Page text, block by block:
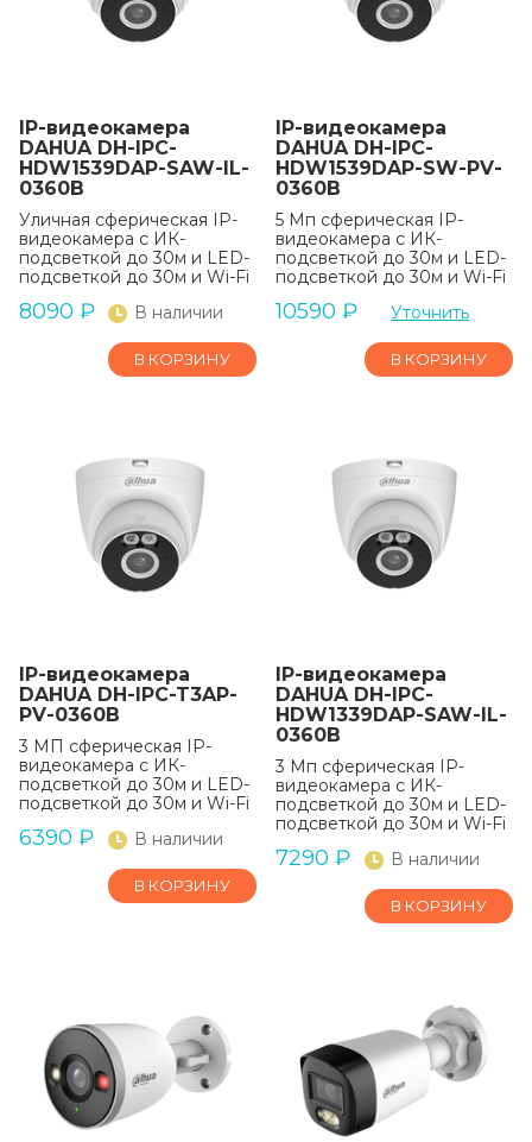
IP-видеокамера
DAHUA DH-IPC-
HDW1539DAP-SAW-IL-
0360B
Уличная сферическая IP-
видеокамера с ИК-
подсветкой до 30м и LED-
подсветкой до 30м и Wi-Fi
8090 ₽ В наличии
В КОРЗИНУ
IP-видеокамера
DAHUA DH-IPC-
HDW1539DAP-SW-PV-
0360B
5 Мп сферическая IP-
видеокамера с ИК-
подсветкой до 30м и LED-
подсветкой до 30м и Wi-Fi
10590 ₽ Уточнить
В КОРЗИНУ
IP-видеокамера
DAHUA DH-IPC-T3AP-
PV-0360B
3 МП сферическая IP-
видеокамера с ИК-
подсветкой до 30м и LED-
подсветкой до 30м и Wi-Fi
6390 ₽ В наличии
В КОРЗИНУ
IP-видеокамера
DAHUA DH-IPC-
HDW1339DAP-SAW-IL-
0360B
3 Мп сферическая IP-
видеокамера с ИК-
подсветкой до 30м и LED-
подсветкой до 30м и Wi-Fi
7290 ₽ В наличии
В КОРЗИНУ